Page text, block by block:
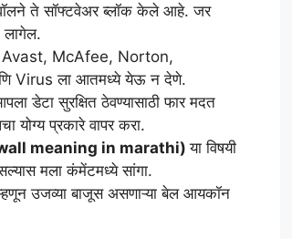
ते सॉफ्टवेअर ब्लॉक केले आहे. जर
लागेल.
Avast, McAfee, Norton,
Virus ला आतमध्ये येऊ न देणे.
डेटा सुरक्षित ठेवण्यासाठी फार मदत
योग्य प्रकारे वापर करा.
meaning in marathi)या विषयी
मला कंमेंटमध्ये सांगा.
म्हणून उजव्या बाजूस असणाऱ्या बेल आयकॉन